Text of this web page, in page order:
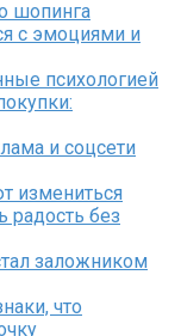
шопинга
с эмоциями и
психологией
и соцсети
измениться
радость без
заложником
что